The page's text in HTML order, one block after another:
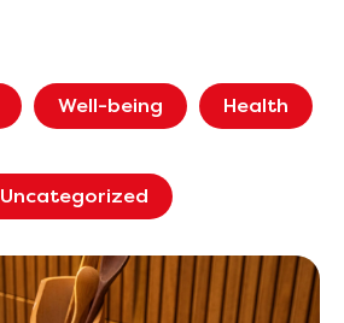
Well-being Health
Uncategorized